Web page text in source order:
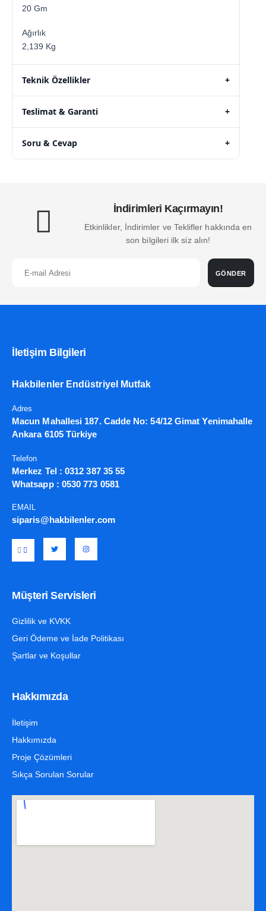
20 Gm
Ağırlık
2,139 Kg
Teknik Özellikler +
Teslimat & Garanti +
Soru & Cevap +
İndirimleri Kaçırmayın!
Etkinlikler, İndirimler ve Teklifler hakkında en
son bilgileri ilk siz alın!
GÖNDER
İletişim Bilgileri
Hakbilenler Endüstriyel Mutfak
Adres
Macun Mahallesi 187. Cadde No: 54/12 Gimat Yenimahalle
Ankara 6105 Türkiye
Telefon
Merkez Tel : 0312 387 35 55
Whatsapp : 0530 773 0581
EMAIL
siparis@hakbilenler.com
Müşteri Servisleri
Gizlilik ve KVKK
Geri Ödeme ve İade Politikası
Şartlar ve Koşullar
Hakkımızda
İletişim
Hakkımızda
Proje Çözümleri
Sıkça Sorulan Sorular